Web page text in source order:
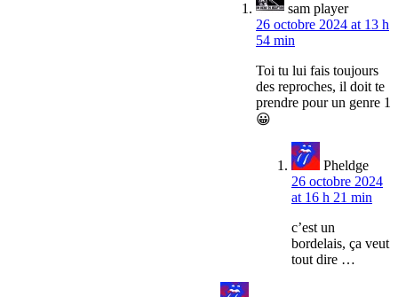
sam player
26 octobre 2024 at 13 h
54 min
Toi tu lui fais toujours
des reproches, il doit te
prendre pour un genre 1
😀
Pheldge
26 octobre 2024
at 16 h 21 min
c’est un
bordelais, ça veut
tout dire …